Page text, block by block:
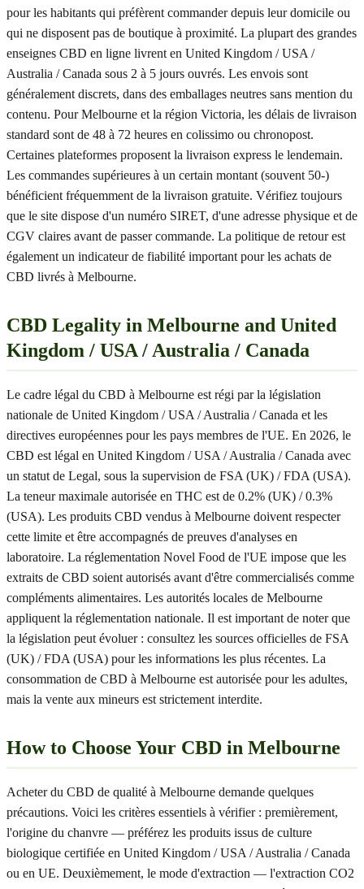
pour les habitants qui préfèrent commander depuis leur domicile ou
qui ne disposent pas de boutique à proximité. La plupart des grandes
enseignes CBD en ligne livrent en United Kingdom / USA /
Australia / Canada sous 2 à 5 jours ouvrés. Les envois sont
généralement discrets, dans des emballages neutres sans mention du
contenu. Pour Melbourne et la région Victoria, les délais de livraison
standard sont de 48 à 72 heures en colissimo ou chronopost.
Certaines plateformes proposent la livraison express le lendemain.
Les commandes supérieures à un certain montant (souvent 50-)
bénéficient fréquemment de la livraison gratuite. Vérifiez toujours
que le site dispose d'un numéro SIRET, d'une adresse physique et de
CGV claires avant de passer commande. La politique de retour est
également un indicateur de fiabilité important pour les achats de
CBD livrés à Melbourne.
CBD Legality in Melbourne and United
Kingdom / USA / Australia / Canada
Le cadre légal du CBD à Melbourne est régi par la législation
nationale de United Kingdom / USA / Australia / Canada et les
directives européennes pour les pays membres de l'UE. En 2026, le
CBD est légal en United Kingdom / USA / Australia / Canada avec
un statut de Legal, sous la supervision de FSA (UK) / FDA (USA).
La teneur maximale autorisée en THC est de 0.2% (UK) / 0.3%
(USA). Les produits CBD vendus à Melbourne doivent respecter
cette limite et être accompagnés de preuves d'analyses en
laboratoire. La réglementation Novel Food de l'UE impose que les
extraits de CBD soient autorisés avant d'être commercialisés comme
compléments alimentaires. Les autorités locales de Melbourne
appliquent la réglementation nationale. Il est important de noter que
la législation peut évoluer : consultez les sources officielles de FSA
(UK) / FDA (USA) pour les informations les plus récentes. La
consommation de CBD à Melbourne est autorisée pour les adultes,
mais la vente aux mineurs est strictement interdite.
How to Choose Your CBD in Melbourne
Acheter du CBD de qualité à Melbourne demande quelques
précautions. Voici les critères essentiels à vérifier : premièrement,
l'origine du chanvre — préférez les produits issus de culture
biologique certifiée en United Kingdom / USA / Australia / Canada
ou en UE. Deuxièmement, le mode d'extraction — l'extraction CO2